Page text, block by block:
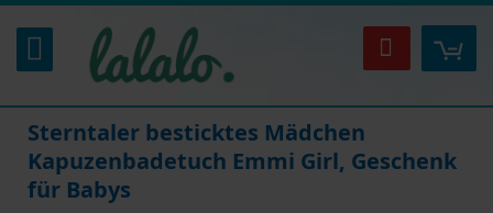
Inhalt
springen
Suche
Sterntaler besticktes Mädchen
Kapuzenbadetuch Emmi Girl, Geschenk
für Babys